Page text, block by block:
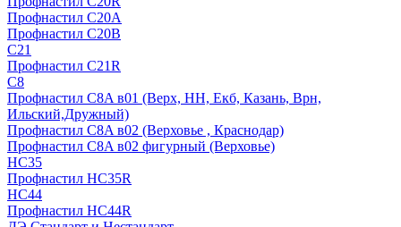
Профнастил С20А
Профнастил С20В
C21
Профнастил С21R
C8
Профнастил С8A в01 (Верх, НН, Екб, Казань, Врн,
Ильский,Дружный)
Профнастил С8A в02 (Верховье , Краснодар)
Профнастил С8A в02 фигурный (Верховье)
HС35
Профнастил HC35R
НС44
Профнастил НС44R